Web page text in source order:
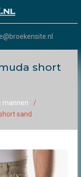
short
mannen
sand